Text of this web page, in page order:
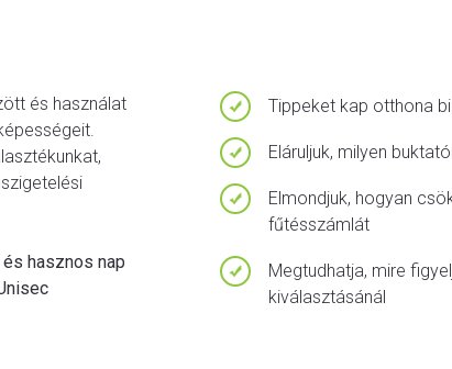
és használat
hasznos nap
Tippeket kap otthona
Eláruljuk, milyen
Elmondjuk, hogyan
fűtésszámlát
Megtudhatja, mire
kiválasztásánál